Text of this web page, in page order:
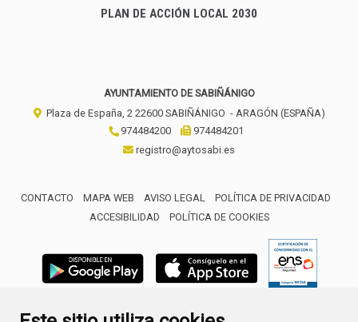
PLAN DE ACCIÓN LOCAL 2030
AYUNTAMIENTO DE SABIÑÁNIGO
Plaza de España, 2 22600 SABIÑÁNIGO - ARAGÓN (ESPAÑA)
974484200
974484201
registro@aytosabi.es
CONTACTO MAPA WEB AVISO LEGAL
POLÍTICA DE PRIVACIDAD
ACCESIBILIDAD
POLÍTICA DE COOKIES